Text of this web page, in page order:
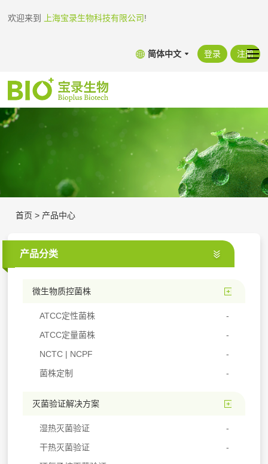
欢迎来到 上海宝录生物科技有限公司!
简体中文 登录 注册
首页 > 产品中心
产品分类
微生物质控菌株
ATCC定性菌株
ATCC定量菌株
NCTC | NCPF
菌株定制
灭菌验证解决方案
湿热灭菌验证
干热灭菌验证